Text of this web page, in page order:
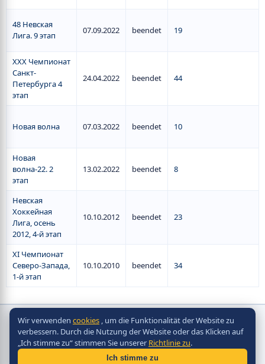
48 Невская
Лига. 9 этап
07.09.2022 beendet 19
XXX Чемпионат
Санкт-
Петербурга 4
этап
24.04.2022 beendet 44
Новая волна 07.03.2022 beendet 10
Новая
волна-22. 2
этап
13.02.2022 beendet 8
Невская
Хоккейная
Лига, осень
2012, 4-й этап
10.10.2012 beendet 23
XI Чемпионат
Северо-Запада,
1-й этап
10.10.2010 beendet 34
Copyright © Scorpion Table Hockey Systems
2010 - 2026
Разработка сайта -
Wir verwenden cookies , um die Funktionalität der Website zu
verbessern. Durch die Nutzung der Website oder das Klicken auf
„Ich stimme zu“ stimmen Sie unserer Richtlinie zu.
Ich stimme zu